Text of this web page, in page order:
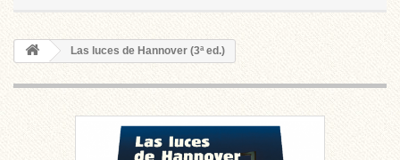
Las luces de Hannover (3ª ed.)